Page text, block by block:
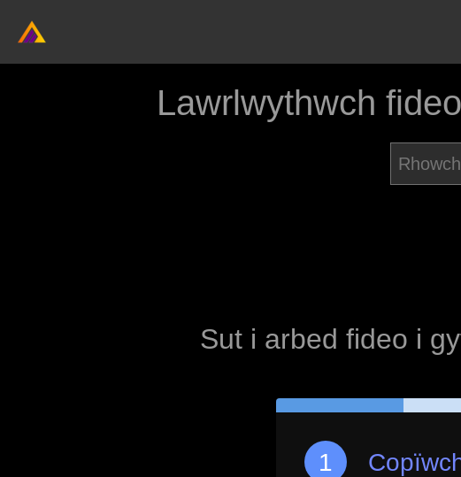
Lawrlwythwch fideo
Sut i arbed fideo i